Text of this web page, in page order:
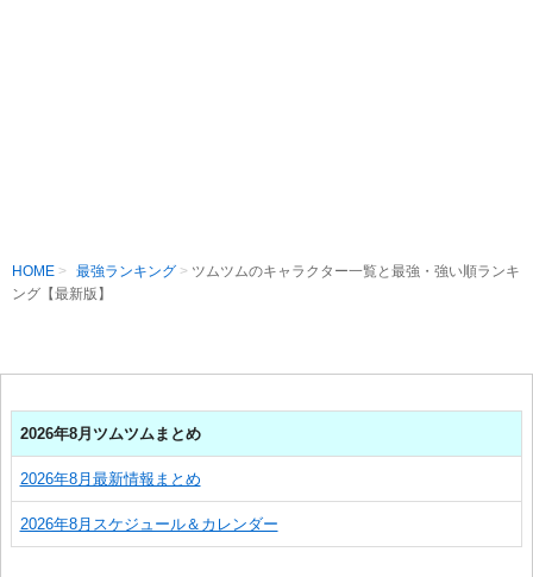
HOME 最強ランキング
ツムツムのキャラクター一覧と最強・強い順ランキ
ング【最新版】
2026年8月ツムツムまとめ
2026年8月最新情報まとめ
2026年8月スケジュール＆カレンダー